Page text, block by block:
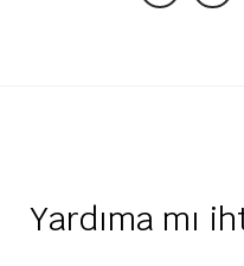
Yardıma mı